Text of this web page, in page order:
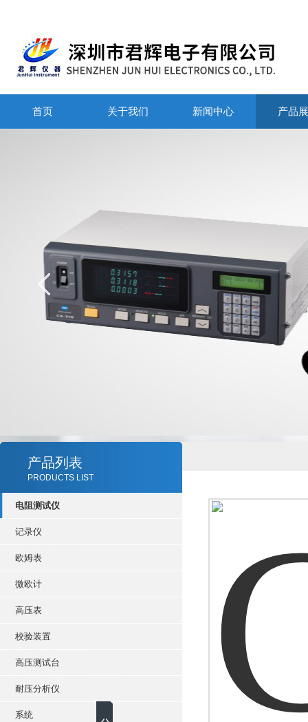
首页 关于我们 新闻中心 产品
产品列表
PRODUCTS LIST
电阻测试仪
记录仪
欧姆表
微欧计
高压表
校验装置
高压测试台
耐压分析仪
系统